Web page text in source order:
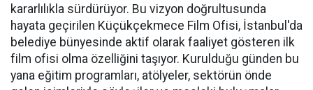
kararlılıkla sürdürüyor. Bu vizyon doğrultusunda
hayata geçirilen Küçükçekmece Film Ofisi, İstanbul'da
belediye bünyesinde aktif olarak faaliyet gösteren ilk
film ofisi olma özelliğini taşıyor. Kurulduğu günden bu
yana eğitim programları, atölyeler, sektörün önde